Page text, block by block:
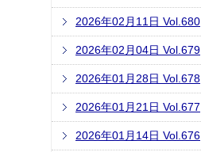
2026年02月11日 Vol.680
2026年02月04日 Vol.679
2026年01月28日 Vol.678
2026年01月21日 Vol.677
2026年01月14日 Vol.676